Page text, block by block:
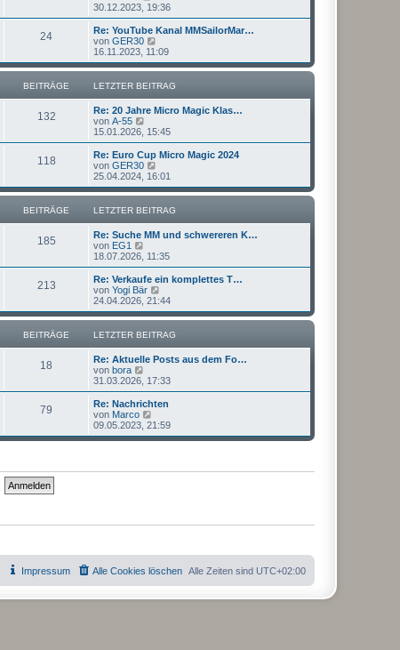
g
r
t
r
B
e
i
t
a
g
e
u
e
s
t
r
B
e
i
t
a
g
30.12.2023, 19:36
24
Re: YouTube Kanal MMSailorMar…
von GER30
e
u
e
s
r
e
i
t
a
g
16.11.2023, 11:09
BEITRÄGE LETZTER BEITRAG
132
Re: 20 Jahre Micro Magic Klas…
von A-55
e
u
e
s
t
r
B
e
i
t
a
g
15.01.2026, 15:45
118
Re: Euro Cup Micro Magic 2024
von GER30
e
u
e
s
r
e
i
t
r
a
g
25.04.2024, 16:01
BEITRÄGE LETZTER BEITRAG
185
Re: Suche MM und schwereren K…
von EG1
e
u
e
s
t
r
B
e
i
t
a
g
18.07.2026, 11:35
213
Re: Verkaufe ein komplettes T…
von Yogi Bär
e
u
e
s
r
e
i
t
a
g
24.04.2026, 21:44
BEITRÄGE LETZTER BEITRAG
18
Re: Aktuelle Posts aus dem Fo…
von bora
e
u
e
s
t
r
i
31.03.2026, 17:33
79
Re: Nachrichten
von Marco
e
u
09.05.2023, 21:59
Alle Zeiten sind UTC+02:00
Alle Cookies löschen
Impressum